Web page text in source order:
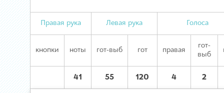
Правая рука Левая рука Голоса
кнопки ноты гот-выб гот правая
гот-
выб
41 55 120 4 2